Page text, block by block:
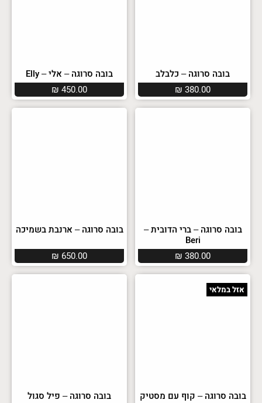
בובה סרוגה – כלבלב
₪ 380.00
בובה סרוגה – אלי – Elly
₪ 450.00
בובה סרוגה – ברי הדובית –
Beri
₪ 380.00
בובה סרוגה – ארנבת בשמיכה
₪ 650.00
אזל במלאי
בובה סרוגה – קוף עם מסטיק
בובה סרוגה – פיל סגול